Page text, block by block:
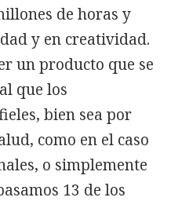
de horas y
y en creatividad.
un producto que se
que los
bien sea por
como en el caso
o simplemente
13 de los